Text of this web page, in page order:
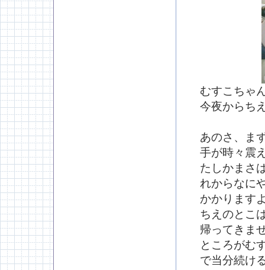
むすこちゃ
今夜からち
あのさ、ま
手が時々震
たしかまさ
れからなに
かかります
ちえのとこ
帰ってきま
ところがむ
で当分続け